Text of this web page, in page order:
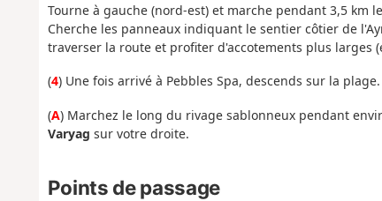
Tourne à gauche (nord-est) et marche pendant 3,5 km
Cherche les panneaux indiquant le sentier côtier de
traverser la route et profiter d'accotements plus larges
(4) Une fois arrivé à Pebbles Spa, descends sur la plage.
(A) Marchez le long du rivage sablonneux pendant
Varyag sur votre droite.
Points de passage